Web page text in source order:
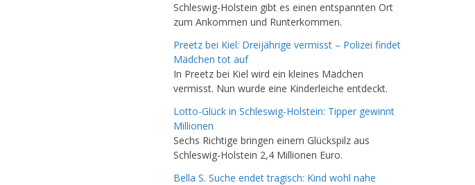
Schleswig-Holstein gibt es einen entspannten Ort
zum Ankommen und Runterkommen.
Preetz bei Kiel: Dreijährige vermisst – Polizei findet
Mädchen tot auf
In Preetz bei Kiel wird ein kleines Mädchen
vermisst. Nun wurde eine Kinderleiche entdeckt.
Lotto-Glück in Schleswig-Holstein: Tipper gewinnt
Millionen
Sechs Richtige bringen einem Glückspilz aus
Schleswig-Holstein 2,4 Millionen Euro.
Bella S. Suche endet tragisch: Kind wohl nahe